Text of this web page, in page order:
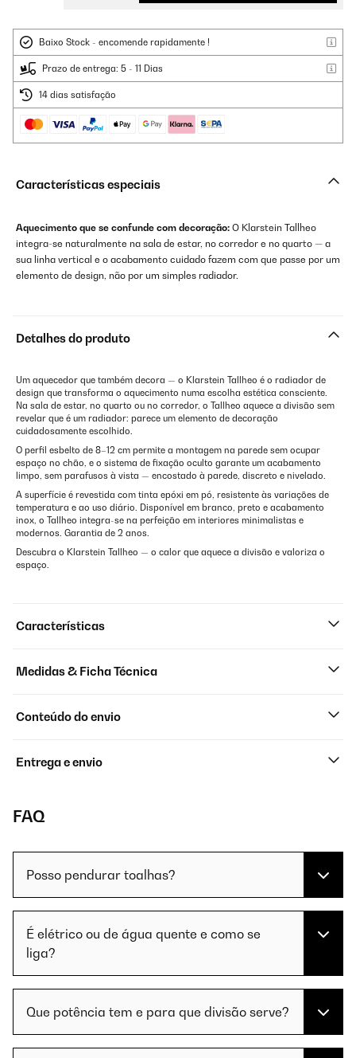
Baixo Stock - encomende rapidamente !
Prazo de entrega: 5 - 11 Dias
14 dias satisfação
Características especiais
Aquecimento que se confunde com decoração: O Klarstein Tallheo
integra-se naturalmente na sala de estar, no corredor e no quarto — a
sua linha vertical e o acabamento cuidado fazem com que passe por um
elemento de design, não por um simples radiador.
Detalhes do produto
Um aquecedor que também decora — o Klarstein Tallheo é o radiador de
design que transforma o aquecimento numa escolha estética consciente.
Na sala de estar, no quarto ou no corredor, o Tallheo aquece a divisão sem
revelar que é um radiador: parece um elemento de decoração
cuidadosamente escolhido.
O perfil esbelto de 8–12 cm permite a montagem na parede sem ocupar
espaço no chão, e o sistema de fixação oculto garante um acabamento
limpo, sem parafusos à vista — encostado à parede, discreto e nivelado.
A superfície é revestida com tinta epóxi em pó, resistente às variações de
temperatura e ao uso diário. Disponível em branco, preto e acabamento
inox, o Tallheo integra-se na perfeição em interiores minimalistas e
modernos. Garantia de 2 anos.
Descubra o Klarstein Tallheo — o calor que aquece a divisão e valoriza o
espaço.
Características
Medidas & Ficha Técnica
Conteúdo do envio
Entrega e envio
FAQ
Posso pendurar toalhas?
É elétrico ou de água quente e como se
liga?
Que potência tem e para que divisão serve?